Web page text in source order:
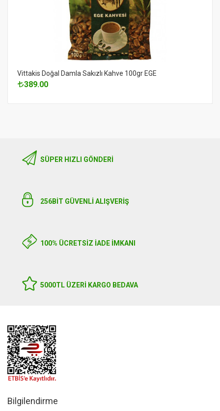
Vittakis Doğal Damla Sakızlı Kahve 100gr EGE
389.00
SÜPER HIZLI GÖNDERI
256BIT GÜVENLİ ALIŞVERİŞ
100% ÜCRETSİZ İADE İMKANI
5000TL ÜZERI KARGO BEDAVA
Bilgilendirme